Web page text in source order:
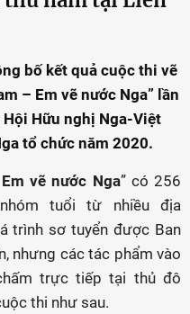
bố kết quả cuộc thi vẽ
– Em vẽ nước Nga” lần
Hữu nghị Nga-Việt
tổ chức năm 2020.
vẽ nước Nga” có 256
tuổi từ nhiều địa
trình sơ tuyển được Ban
nhưng các tác phẩm vào
trực tiếp tại thủ đô
thi như sau.